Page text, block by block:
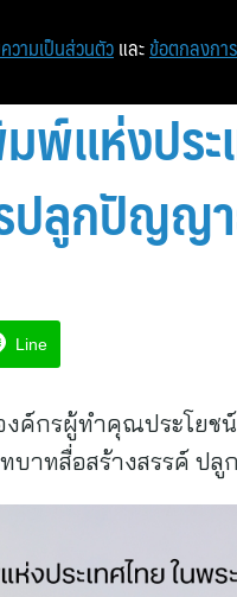
หน้าแรก ท่อ
แห่งประ
ปลูกปัญญ
Line
องค์กรผู้ทำคุณประโ
บาทสื่อสร้างสรรค์ ปลู
วามเป็นส่วนตัว และ ข้อตกลงกา